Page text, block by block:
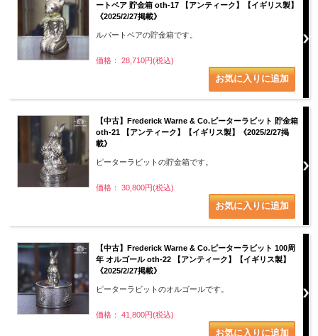
ートベア 貯金箱 oth-17 【アンティーク】【イギリス製】
《2025/2/27掲載》
ルパートベアの貯金箱です。
価格： 28,710円(税込)
【中古】Frederick Warne & Co.ピーターラビット 貯金箱
oth-21 【アンティーク】【イギリス製】《2025/2/27掲
載》
ピーターラビットの貯金箱です。
価格： 30,800円(税込)
【中古】Frederick Warne & Co.ピーターラビット 100周
年 オルゴール oth-22 【アンティーク】【イギリス製】
《2025/2/27掲載》
ピーターラビットのオルゴールです。
価格： 41,800円(税込)